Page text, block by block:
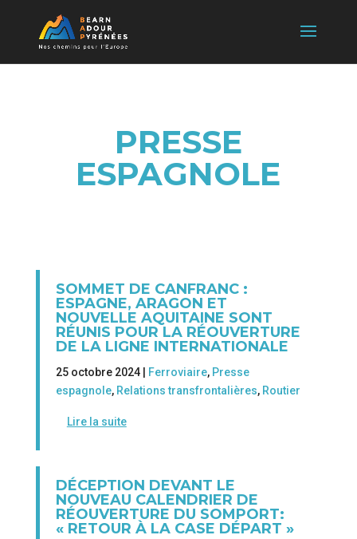
PRESSE
ESPAGNOLE
SOMMET DE CANFRANC :
ESPAGNE, ARAGON ET
NOUVELLE AQUITAINE SONT
RÉUNIS POUR LA RÉOUVERTURE
DE LA LIGNE INTERNATIONALE
25 octobre 2024 | Ferroviaire, Presse
espagnole, Relations transfrontalières, Routier
Lire la suite
DÉCEPTION DEVANT LE
NOUVEAU CALENDRIER DE
RÉOUVERTURE DU SOMPORT:
« RETOUR À LA CASE DÉPART »